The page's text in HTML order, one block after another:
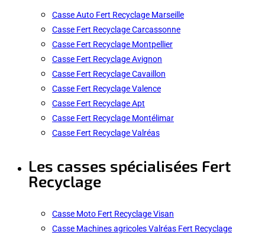
Casse Auto Fert Recyclage Marseille
Casse Fert Recyclage Carcassonne
Casse Fert Recyclage Montpellier
Casse Fert Recyclage Avignon
Casse Fert Recyclage Cavaillon
Casse Fert Recyclage Valence
Casse Fert Recyclage Apt
Casse Fert Recyclage Montélimar
Casse Fert Recyclage Valréas
Les casses spécialisées Fert
Recyclage
Casse Moto Fert Recyclage Visan
Casse Machines agricoles Valréas Fert Recyclage